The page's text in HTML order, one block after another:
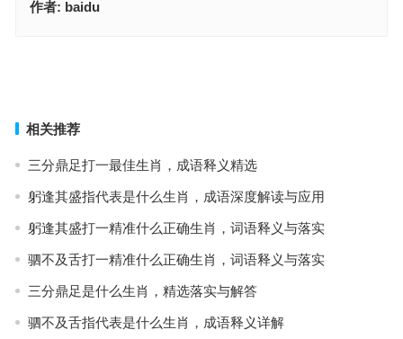
作者: baidu
相关推荐
三分鼎足打一最佳生肖，成语释义精选
躬逢其盛指代表是什么生肖，成语深度解读与应用
躬逢其盛打一精准什么正确生肖，词语释义与落实
驷不及舌打一精准什么正确生肖，词语释义与落实
三分鼎足是什么生肖，精选落实与解答
驷不及舌指代表是什么生肖，成语释义详解